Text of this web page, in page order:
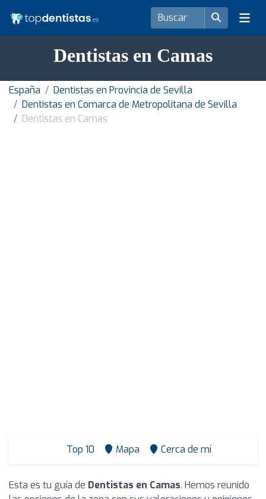
Dentistas en Camas
España
Dentistas en Provincia de Sevilla
Dentistas en Comarca de Metropolitana de Sevilla
Dentistas en Camas
Top 10 Mapa Cerca de mí
Esta es tu guía de Dentistas en Camas. Hemos reunido